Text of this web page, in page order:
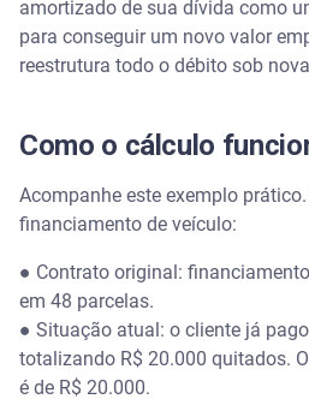
amortizado de sua dívida como
para conseguir um novo valor
reestrutura todo o débito sob
Como o cálculo
Acompanhe este exemplo
financiamento de veículo:
● Contrato original:
em 48 parcelas.
● Situação atual: o cliente já
totalizando R$ 20.000 quitados.
é de R$ 20.000.